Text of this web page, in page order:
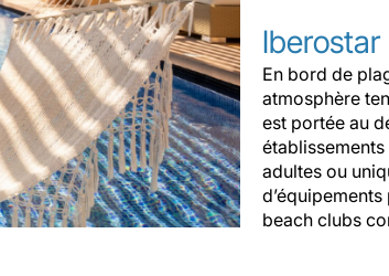
En bord de
atmosphère
est portée au
adultes ou
beach clubs